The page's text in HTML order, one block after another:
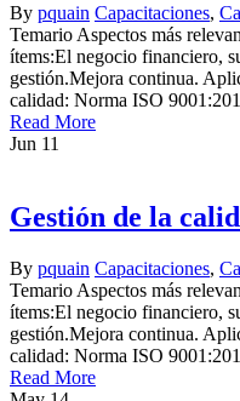
By pquain Capacitaciones,
Temario Aspectos más
ítems:El negocio financiero,
gestión.Mejora continua.
calidad: Norma ISO
Read More
Jun 11
Gestión de la
By pquain Capacitaciones,
Temario Aspectos más
ítems:El negocio financiero,
gestión.Mejora continua.
calidad: Norma ISO
Read More